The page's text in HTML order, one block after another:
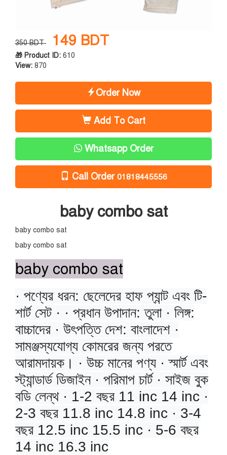
350 BDT 149 BDT
🎁 Product ID: 610
View: 870
Order Now
Add To Cart
Whatsapp Order
Call Order 01818445556
baby combo sat
baby combo sat
baby combo sat
baby combo sat
· পণ্যের ধরন: ছেলেদের হাফ প্যান্ট এবং টি-
শার্ট সেট · · প্রধান উপাদান: তুলা · লিঙ্গ:
বাচ্চাদের · উৎপত্তি দেশ: বাংলাদেশ ·
সামঞ্জস্যযোগ্য কোমরের জন্য পরতে
আরামদায়ক। · উচ্চ মানের পণ্য · স্মার্ট এবং
স্ট্যান্ডার্ড ডিজাইন · পরিমাপ চার্ট · সাইজ বুক
বডি লেন্থ · 1-2 বছর 11 inc 14 inc ·
2-3 বছর 11.8 inc 14.8 inc · 3-4
বছর 12.5 inc 15.5 inc · 5-6 বছর
14 inc 16.3 inc